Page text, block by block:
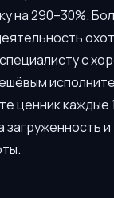
на 290–30%.
с
ценник каждые
загруженность